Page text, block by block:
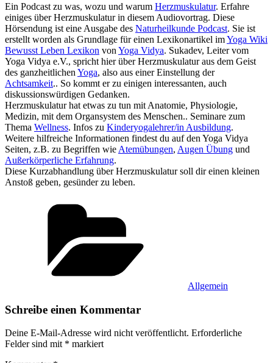
Ein Podcast zu was, wozu und warum Herzmuskulatur. Erfahre
einiges über Herzmuskulatur in diesem Audiovortrag. Diese
Hörsendung ist eine Ausgabe des Naturheilkunde Podcast. Sie ist
erstellt worden als Grundlage für einen Lexikonartikel imYoga Wiki
Bewusst Leben Lexikon von Yoga Vidya. Sukadev, Leiter vom
Yoga Vidya e.V., spricht hier über Herzmuskulatur aus dem Geist
des ganzheitlichen Yoga, also aus einer Einstellung der
Achtsamkeit.. So kommt er zu einigen interessanten, auch
diskussionswürdigen Gedanken.
Herzmuskulatur hat etwas zu tun mit Anatomie, Physiologie,
Medizin, mit dem Organsystem des Menschen.. Seminare zum
Thema Wellness. Infos zu Kinderyogalehrer/in Ausbildung.
Weitere hilfreiche Informationen findest du auf den Yoga Vidya
Seiten, z.B. zu Begriffen wie Atemübungen, Augen Übung und
Außerkörperliche Erfahrung.
Diese Kurzabhandlung über Herzmuskulatur soll dir einen kleinen
Anstoß geben, gesünder zu leben.
Allgemein
Schreibe einen Kommentar
Deine E-Mail-Adresse wird nicht veröffentlicht. Erforderliche
Felder sind mit * markiert